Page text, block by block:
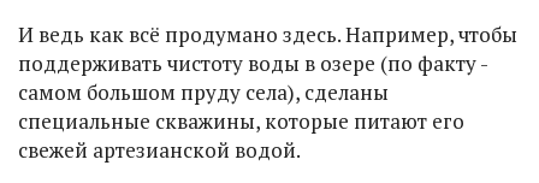
И ведь как всё продумано здесь. Например, чтобы
поддерживать чистоту воды в озере (по факту -
самом большом пруду села), сделаны
специальные скважины, которые питают его
свежей артезианской водой.